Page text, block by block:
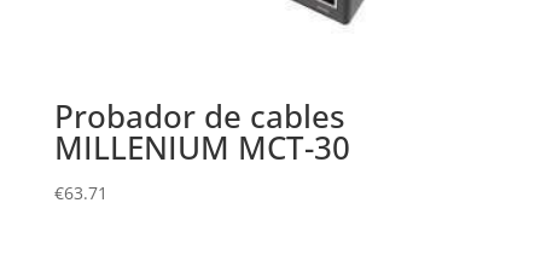
Probador de cables
MILLENIUM MCT-30
€63.71